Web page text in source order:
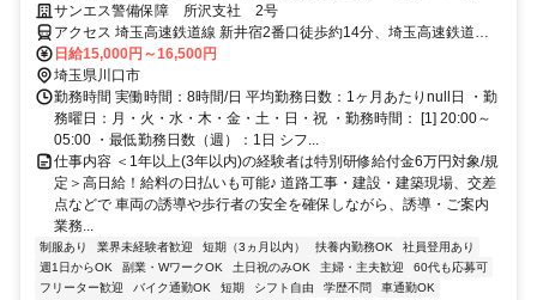
備会社＆待遇を目指しています★
サンエス警備保障 所沢支社 2号
アクセス 埼玉高速鉄道線 新井宿2番口徒歩約14分、埼玉高速鉄道線
鳩ヶ谷3番口徒歩約23分、埼玉高速鉄道線 戸塚安行1番口徒歩約31分
〇交通費支給(全額) 〇車通勤OK 〇バイク通勤OK ＜直行直帰OK＞
日給15,000円～16,500円
埼玉県川口市
勤務時間 実働時間：8時間/日 平均勤務日数：1ヶ月あたりnull日 ・勤
務曜日：月・火・水・木・金・土・日・祝 ・勤務時間： [1] 20:00～
05:00 ・最低勤務日数（週）：1日 シフ...
仕事内容 ＜1年以上(3年以内)の経験者は特別研修給付金6万円対象/規
定＞高日給！給料の日払いも可能♪ 道路工事・建設・建築現場、交差
点などで 車両の誘導や歩行者の安全を確保しながら、誘導・ご案内
業務...
制服あり 業界未経験者歓迎 短期（3ヵ月以内） 扶養内勤務OK
社員登用あり
週1日からOK
副業・WワークOK 土日祝のみOK 主婦・主夫歓迎
60代も応募可
フリーター歓迎
バイク通勤OK 短期 シフト自由 学歴不問
車通勤OK